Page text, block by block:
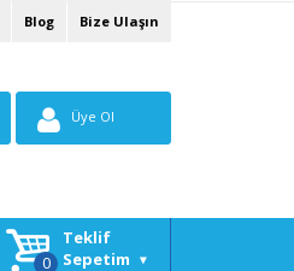
Blog Bize Ulaşın
Üye Ol
Teklif
Sepetim